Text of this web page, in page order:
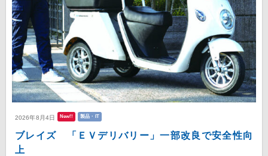
2026年8月4日 New!! 製品・IT
ブレイズ 「ＥＶデリバリー」一部改良で安全性向
上